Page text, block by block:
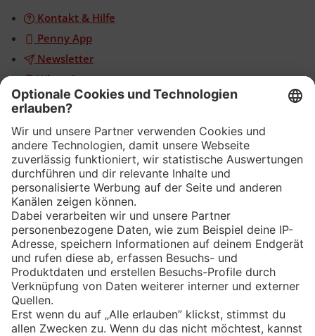
Kontakt & Hilfe
Penny App
Newsletter
WhatsApp
App